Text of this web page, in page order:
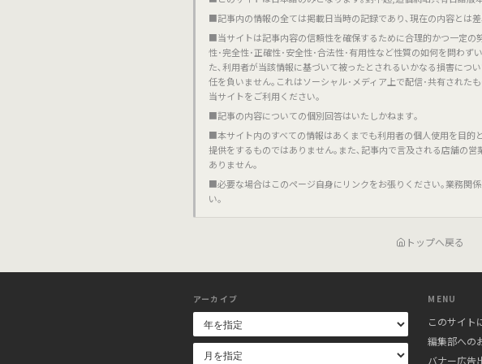
■記事内の情報の全ては掲載日当時の記録であり､現在の内容とは
■当サイトは記事内容の信頼性を確保するために合理的かつ一定の
性･完全性･正確性･安全性･合法性･有用性など性質の如何を問わず
た､利用者が当該情報に基づいて被ったとされるいかなる損害につ
任を負いません｡これはソーシャル･メディア上で配信･共有された
当サイトをご利用ください｡
■記事の内容についての個別回答はいたしかねます｡
■本サイト内のすべての情報はあくまでも利用者の個人使用を目的
提供をするものではありません｡また､記事内で言及される店舗の
ありません｡
■必要な場合はこのページ自身にリンクをお張りください｡業務関
い｡
トップへ戻る
アーカイブ MENU
このサイト
編集部への
バナー広告